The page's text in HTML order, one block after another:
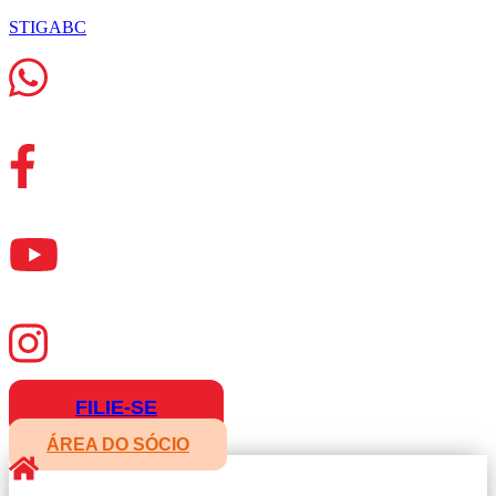
STIGABC
FILIE-SE
ÁREA DO SÓCIO